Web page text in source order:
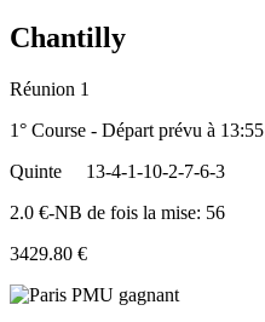
Chantilly
Réunion 1
1° Course - Départ prévu à 13:55
Quinte
13-4-1-10-2-7-6-3
2.0 €-NB de fois la mise: 56
3429.80 €